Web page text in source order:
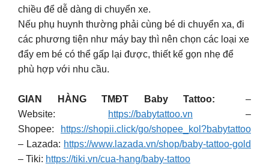
chiều để dễ dàng di chuyển xe.
Nếu phụ huynh thường phải cùng bé di chuyển xa, đi
các phương tiện như máy bay thì nên chọn các loại xe
đẩy em bé có thể gấp lại được, thiết kế gọn nhẹ để
phù hợp với nhu cầu.
GIAN HÀNG TMĐT Baby Tattoo:
–
Website:
https://babytattoo.vn –
Shopee:
https://shopii.click/go/shopee_kol?babytattoo
– Lazada: https://www.lazada.vn/shop/baby-tattoo-gold
– Tiki: https://tiki.vn/cua-hang/baby-tattoo